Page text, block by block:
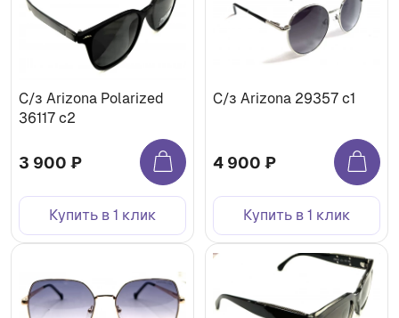
С/з Arizona Polarized
36117 c2
3 900 ₽
Купить в 1 клик
С/з Arizona 29357 c1
4 900 ₽
Купить в 1 клик